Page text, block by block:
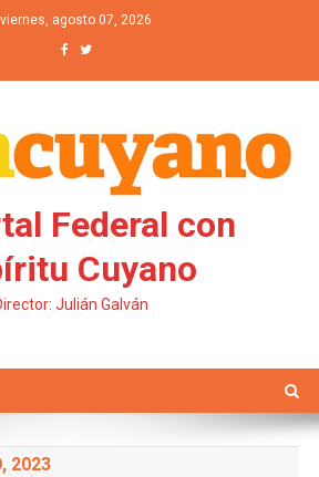
viernes, agosto 07, 2026
Federal con
Cuyano
Julián Galván
2023